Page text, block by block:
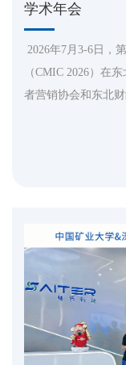
学术年会
2026年7月3-6日，
（CMIC 2026）在
者营销协会和东北
同探讨营销领域的
发的营销逻辑重构